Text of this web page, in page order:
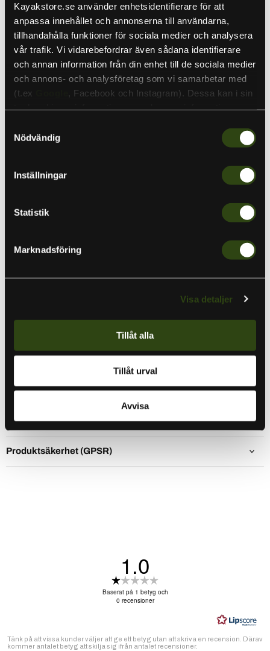
Kayakstore.se använder enhetsidentifierare för att
anpassa innehållet och annonserna till användarna,
tillhandahålla funktioner för sociala medier och analysera
vår trafik. Vi vidarebefordrar även sådana identifierare
och annan information från din enhet till de sociala medier
och annons- och analysföretag som vi samarbetar med
(t.ex
, Facebook och Instagram). Dessa kan i sin
använt deras tjänster. Detta för att skapa
personanpassade annonser (personalization of ads). Du
Nödvändig
Inställningar
Statistik
Marknadsföring
Visa detaljer
Tillåt alla
Tillåt urval
Avvisa
Water
1 099 kr1 490 kr
269 kr299 kr
framtagna för användning under långa dagar på sjön, där
du alltid kan lita på dess komfort och funktionalitet. Med
polykarbonatlinser och en slitstark TPE-båge kombinerar
dessa glasögon hållbarhet med lätthet.
Mer information
Specifikationer
Produktsäkerhet (GPSR)
1.0
1.0
Baserat på 1 betyg och
0 recensioner
Tänk på att vissa kunder väljer att ge ett betyg utan att skriva en recension. Därav
kommer antalet betyg att skilja sig ifrån antalet recensioner.